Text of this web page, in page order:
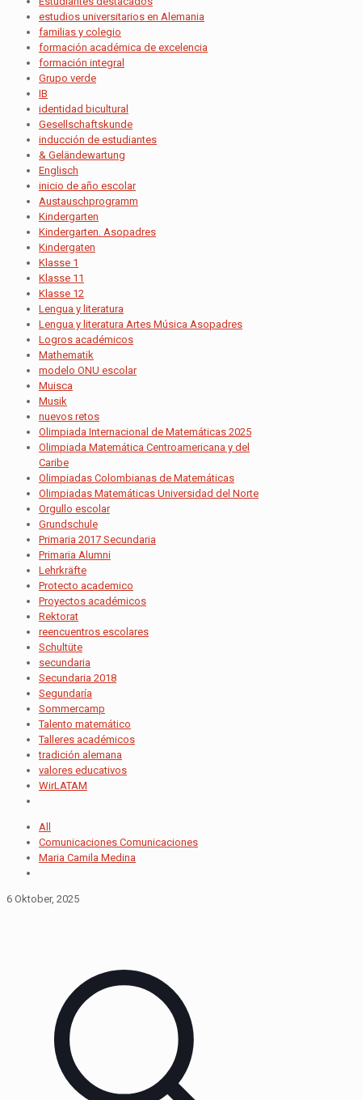
estudios universitarios en Alemania
familias y colegio
formación académica de excelencia
formación integral
Grupo verde
IB
identidad bicultural
Gesellschaftskunde
inducción de estudiantes
& Geländewartung
Englisch
inicio de año escolar
Austauschprogramm
Kindergarten
Kindergarten. Asopadres
Kindergaten
Klasse 1
Klasse 11
Klasse 12
Lengua y literatura
Lengua y literatura Artes Música Asopadres
Logros académicos
Mathematik
modelo ONU escolar
Muisca
Musik
nuevos retos
Olimpiada Internacional de Matemáticas 2025
Olimpiada Matemática Centroamericana y del
Caribe
Olimpiadas Colombianas de Matemáticas
Olimpiadas Matemáticas Universidad del Norte
Orgullo escolar
Grundschule
Primaria 2017 Secundaria
Primaria Alumni
Lehrkräfte
Protecto academico
Proyectos académicos
Rektorat
reencuentros escolares
Schultüte
secundaria
Secundaria 2018
Segundaría
Sommercamp
Talento matemático
Talleres académicos
tradición alemana
valores educativos
WirLATAM
All
Comunicaciones Comunicaciones
Maria Camila Medina
6 Oktober, 2025